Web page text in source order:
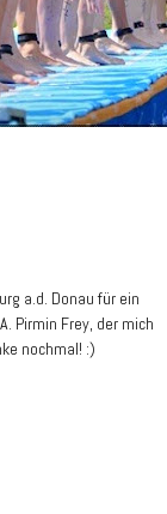
a.d. Donau für ein
Pirmin Frey, der mich
nochmal! :)